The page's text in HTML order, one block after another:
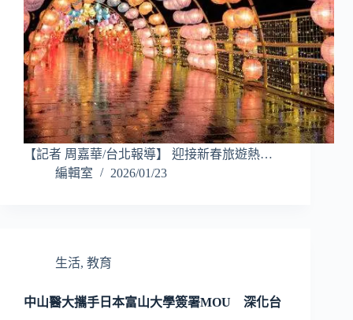
【記者 周嘉華/台北報導】 迎接新春旅遊熱…
編輯室
2026/01/23
生活, 教育
中山醫大攜手日本富山大學簽署MOU 深化台